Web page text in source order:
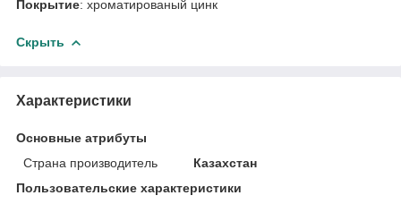
Покрытие: хроматированый цинк
Скрыть
Характеристики
Основные атрибуты
Страна производитель
Казахстан
Пользовательские характеристики